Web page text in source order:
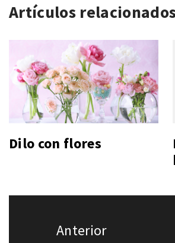
Artículos
Dilo con flores
Anterior